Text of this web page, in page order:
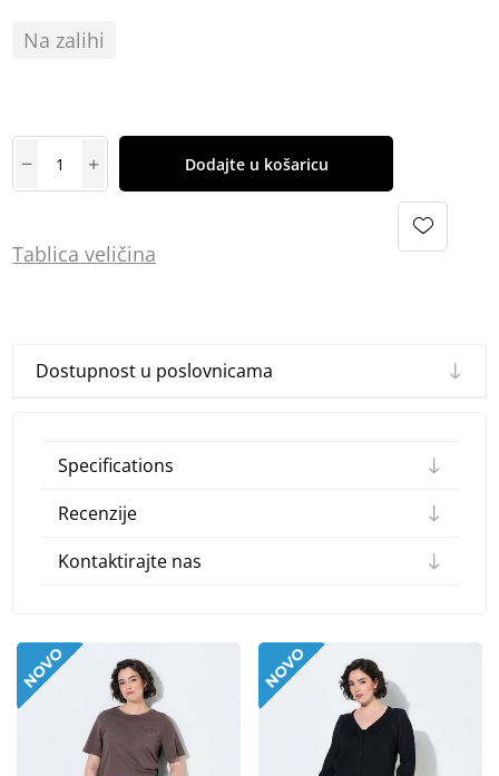
Na zalihi
Dodajte u košaricu
Tablica veličina
Dostupnost u poslovnicama
Specifications
Recenzije
Kontaktirajte nas